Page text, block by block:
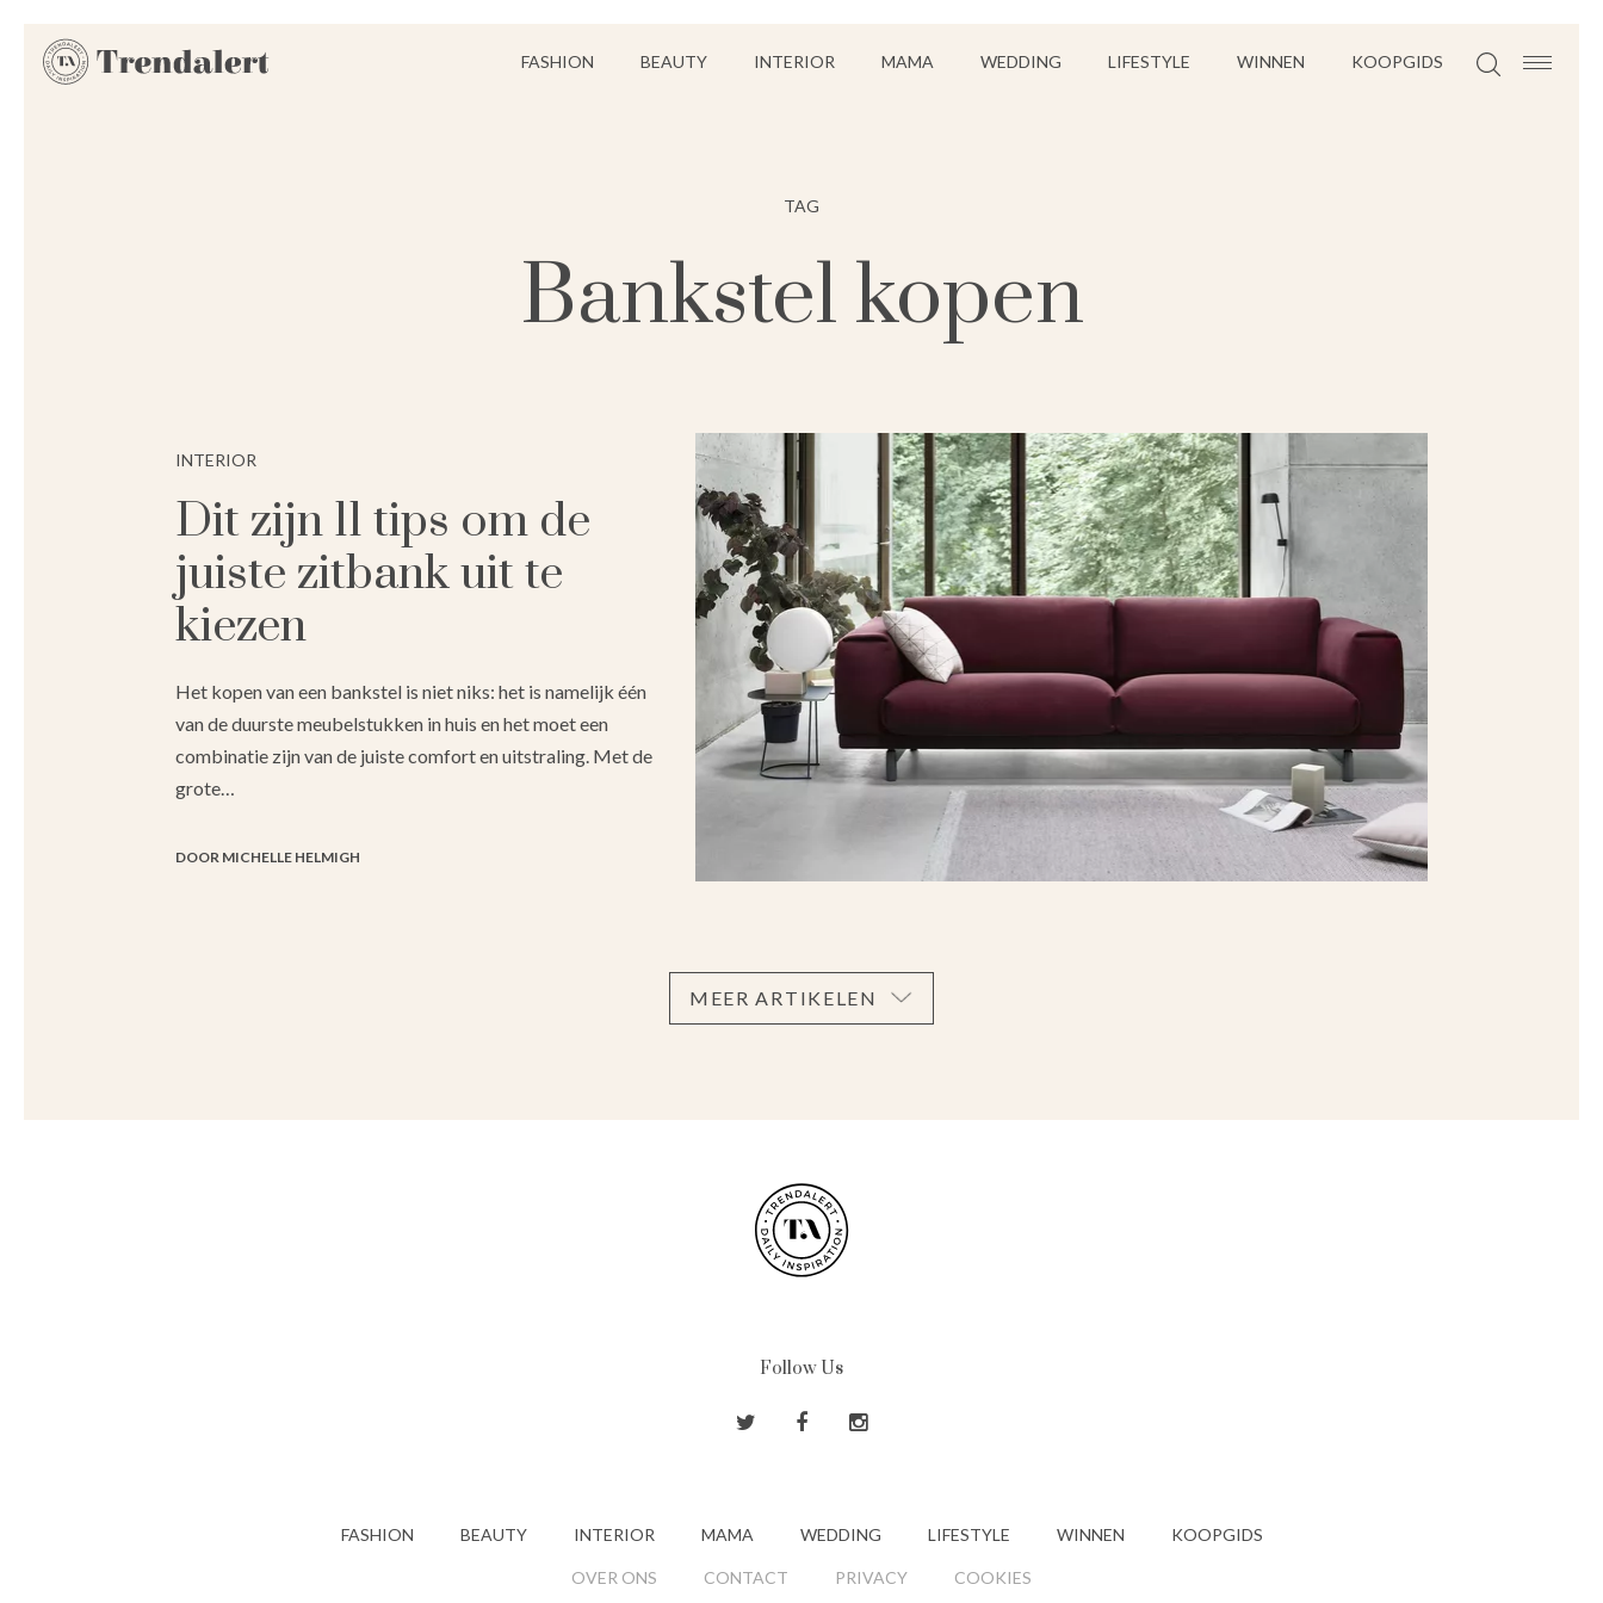
FASHION BEAUTY INTERIOR MAMA WEDDING LIFESTYLE WINNEN KOOPGIDS
TAG
Bankstel kopen
INTERIOR
Dit zijn 11 tips om de
juiste zitbank uit te
kiezen
Het kopen van een bankstel is niet niks: het is namelijk één
van de duurste meubelstukken in huis en het moet een
combinatie zijn van de juiste comfort en uitstraling. Met de
grote…
DOOR MICHELLE HELMIGH
MEER ARTIKELEN
Follow Us
FASHION BEAUTY INTERIOR MAMA WEDDING LIFESTYLE WINNEN KOOPGIDS
OVER ONS CONTACT PRIVACY COOKIES